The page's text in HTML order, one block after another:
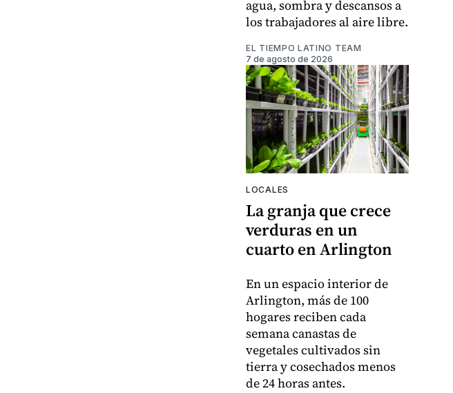
agua, sombra y descansos a
los trabajadores al aire libre.
EL TIEMPO LATINO TEAM
7 de agosto de 2026
LOCALES
La granja que crece
verduras en un
cuarto en Arlington
En un espacio interior de
Arlington, más de 100
hogares reciben cada
semana canastas de
vegetales cultivados sin
tierra y cosechados menos
de 24 horas antes.